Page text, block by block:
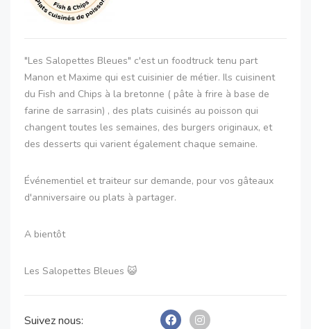
"Les Salopettes Bleues" c'est un foodtruck tenu part
Manon et Maxime qui est cuisinier de métier. Ils cuisinent
du Fish and Chips à la bretonne ( pâte à frire à base de
farine de sarrasin) , des plats cuisinés au poisson qui
changent toutes les semaines, des burgers originaux, et
des desserts qui varient également chaque semaine.
Événementiel et traiteur sur demande, pour vos gâteaux
d'anniversaire ou plats à partager.
A bientôt
Les Salopettes Bleues 😺
Suivez nous: